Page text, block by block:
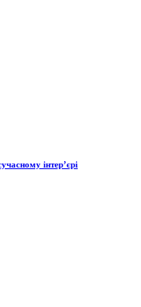
інтер’єрі